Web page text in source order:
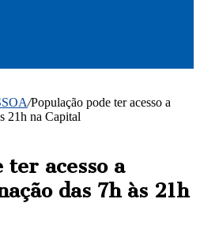
/População pode ter acesso a
21h na Capital
ter acesso a
das 7h às 21h